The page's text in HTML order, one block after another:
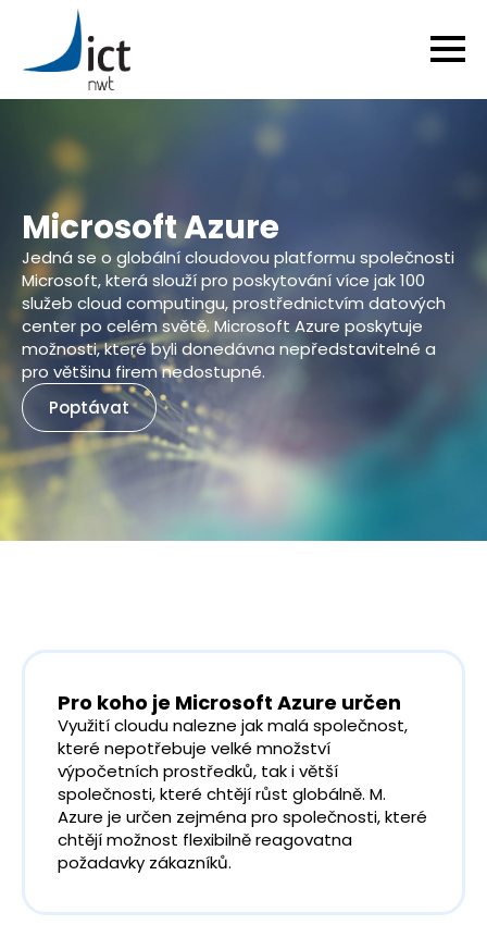
Microsoft Azure
Jedná se o globální cloudovou platformu společnosti
Microsoft, která slouží pro poskytování více jak 100
služeb cloud computingu, prostřednictvím datových
center po celém světě. Microsoft Azure poskytuje
možnosti, které byli donedávna nepředstavitelné a
pro většinu firem nedostupné.
Poptávat
Pro koho je Microsoft Azure určen
Využití cloudu nalezne jak malá společnost,
které nepotřebuje velké množství
výpočetních prostředků, tak i větší
společnosti, které chtějí růst globálně. M.
Azure je určen zejména pro společnosti, které
chtějí možnost flexibilně reagovatna
požadavky zákazníků.